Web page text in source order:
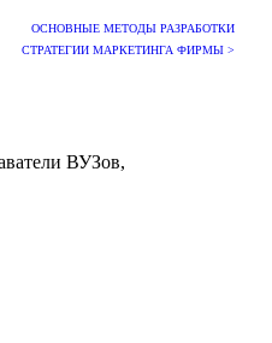
ОСНОВНЫЕ МЕТОДЫ РАЗРАБОТКИ
СТРАТЕГИИ МАРКЕТИНГА ФИРМЫ >
ВУЗов,